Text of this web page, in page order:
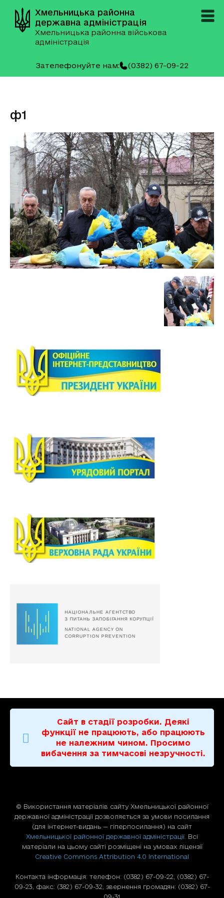
Хмельницька районна
державна адміністрація
Хмельницька районна військова
адміністрація
Зателефонуйте нам: (0382) 67-09-22
ф1
Сайт в стадії розробки. Деякі
функції не працюють, або працюють
не належним чином. Просимо
вибачення за тимчасові незручності.
© Використання матерiалiв сайту Хмельницької районної
державної адміністрації дозволяється за умови посилання
(для iнтернет-видань — гiперпосилання) на сайт
Хмельницької районної державної адміністрації . Всі
матеріали на цьому сайті розміщені на умовах ліцензії
Creative Commons Attribution 4.0 International
Контакта інформація: телефон: (0382) 67-09-22, (0382) 67-
09-23, факс: (382) 67-09-32, звернення громадян: (0382) 67-
09-31